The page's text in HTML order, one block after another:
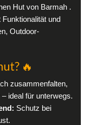
Hut von Barmah .
und
Outdoor-
🔥
zusammenfalten,
ideal für unterwegs.
Schutz bei